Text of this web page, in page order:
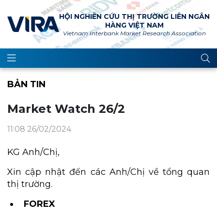
HỘI NGHIÊN CỨU THỊ TRƯỜNG LIÊN NGÂN
HÀNG VIỆT NAM
Vietnam Interbank Market Research Association
BẢN TIN
Market Watch 26/2
11:08 26/02/2024
KG Anh/Chị,
Xin cập nhật đến các Anh/Chị về tổng quan
thị trường.
FOREX